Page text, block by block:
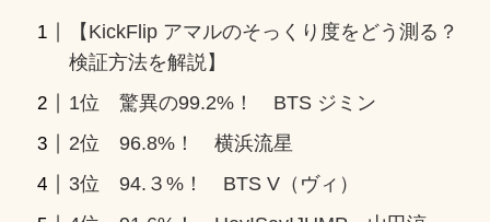
【KickFlip アマルのそっくり度をどう測る？
検証方法を解説】
1位 驚異の99.2%！ BTS ジミン
2位 96.8%！ 横浜流星
3位 94.３%！ BTS V（ヴィ）